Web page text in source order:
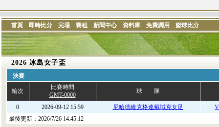
首頁 即時比分 完場 賽程 新聞中心 資料庫 免費調用 籃球比分
2026 冰島女子盃
決賽
輪次
比賽時間
GMT-0000
球 隊
0 2026-09-12 15:59 尼哈德維克格連戴域克女足
最後更新： 2026/7/26 14:45:12